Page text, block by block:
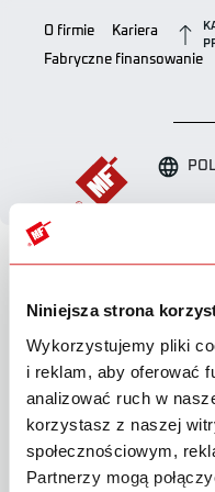
Niniejsza strona
Wykorzystujemy pliki
i reklam, aby oferować
analizować ruch w
korzystasz z naszej
społecznościowym,
Partnerzy mogą
O firmie
Kariera
Fabryczne finansowanie
Pobierz
Pobierz
Wielkość pliku
Data utworzenia